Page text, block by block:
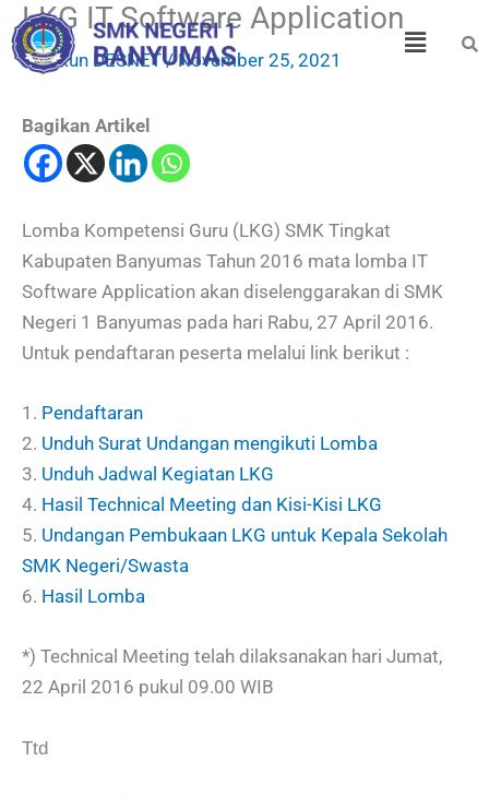
Skip
to
content
Menu
LKG IT Software Application
ByAkun DESNET/November 25, 2021
Bagikan Artikel
Lomba Kompetensi Guru (LKG) SMK Tingkat
Kabupaten Banyumas Tahun 2016 mata lomba IT
Software Application akan diselenggarakan di SMK
Negeri 1 Banyumas pada hari Rabu, 27 April 2016.
Untuk pendaftaran peserta melalui link berikut :
1. Pendaftaran
2. Unduh Surat Undangan mengikuti Lomba
3. Unduh Jadwal Kegiatan LKG
4. Hasil Technical Meeting dan Kisi-Kisi LKG
5. Undangan Pembukaan LKG untuk Kepala Sekolah
SMK Negeri/Swasta
6. Hasil Lomba
*) Technical Meeting telah dilaksanakan hari Jumat,
22 April 2016 pukul 09.00 WIB
Ttd